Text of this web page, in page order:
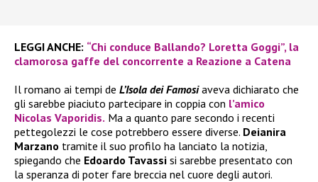
LEGGI ANCHE: “Chi conduce Ballando? Loretta Goggi”, la
clamorosa gaffe del concorrente a Reazione a Catena
Il romano ai tempi de L’Isola dei Famosiaveva dichiarato che
gli sarebbe piaciuto partecipare in coppia con l’amico
Nicolas Vaporidis. Ma a quanto pare secondo i recenti
pettegolezzi le cose potrebbero essere diverse. Deianira
Marzano tramite il suo profilo ha lanciato la notizia,
spiegando che Edoardo Tavassi si sarebbe presentato con
la speranza di poter fare breccia nel cuore degli autori.